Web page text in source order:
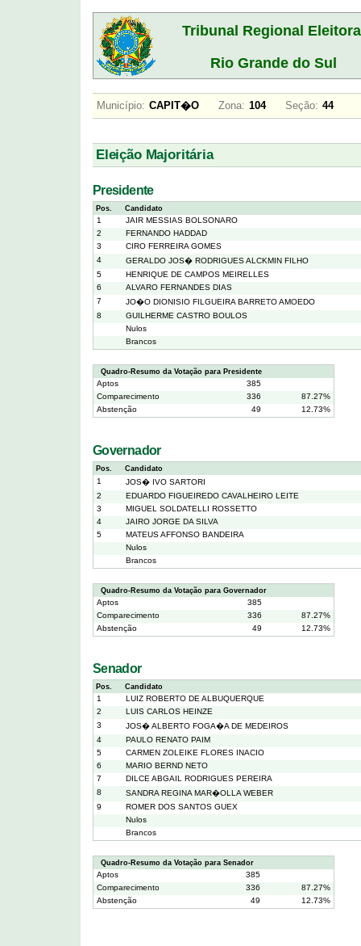
Tribunal Regional
Rio Grande do Sul
Município: CAPIT�O Zona: 104 Seção: 44
Eleição Majoritária
Presidente
Pos. Candidato
1
JAIR MESSIAS BOLSONARO
2
FERNANDO HADDAD
3
CIRO FERREIRA GOMES
4
GERALDO JOS� RODRIGUES ALCKMIN FILHO
5
HENRIQUE DE CAMPOS MEIRELLES
6
ALVARO FERNANDES DIAS
7
JO�O DIONISIO FILGUEIRA BARRETO AMOEDO
8
GUILHERME CASTRO BOULOS
Nulos
Brancos
Quadro-Resumo da Votação para Presidente
Aptos
385
Comparecimento
336
87.27%
Abstenção
49 12.73%
Governador
Pos. Candidato
1
JOS� IVO SARTORI
2
EDUARDO FIGUEIREDO CAVALHEIRO LEITE
3
MIGUEL SOLDATELLI ROSSETTO
4
JAIRO JORGE DA SILVA
5
MATEUS AFFONSO BANDEIRA
Nulos
Brancos
Quadro-Resumo da Votação para Governador
Aptos
385
Comparecimento
336
87.27%
Abstenção
49 12.73%
Senador
Pos. Candidato
1
LUIZ ROBERTO DE ALBUQUERQUE
2
LUIS CARLOS HEINZE
3
JOS� ALBERTO FOGA�A DE MEDEIROS
4
PAULO RENATO PAIM
5
CARMEN ZOLEIKE FLORES INACIO
6
MARIO BERND NETO
7
DILCE ABGAIL RODRIGUES PEREIRA
8
SANDRA REGINA MAR�OLLA WEBER
9
ROMER DOS SANTOS GUEX
Nulos
Brancos
Quadro-Resumo da Votação para Senador
Aptos
385
Comparecimento
336
87.27%
Abstenção
49 12.73%